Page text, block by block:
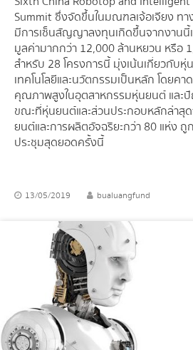
Summit ซึ่งจัดขึ้นในมณฑลเจ้อเจียง ท
มีการเซ็นสัญญาลงทุนเกิดขึ้นจากงานนี้
มูลค่ามากกว่า 12,000 ล้านหยวน หรือ
สำหรับ 28 โครงการนี้ มุ่งเน้นเกี่ยวกับ
เทคโนโลยีและนวัตกรรมเป็นหลัก โดยค
คุณภาพสูงในอุตสาหกรรมหุ่นยนต์ และ
ขณะที่หุ่นยนต์และส่วนประกอบหลักล่าสุ
ยนต์และการผลิตอัจฉริยะกว่า 80 แห่ง ถู
ประชุมสุดยอดครั้งนี้
13/05/2019 bualuangfund